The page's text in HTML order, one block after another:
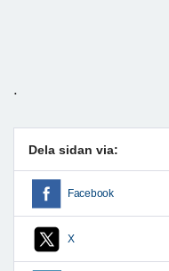
.
Dela sidan via:
Facebook
X